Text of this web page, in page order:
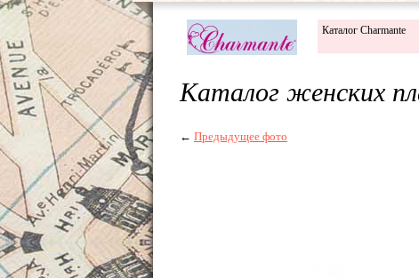
Каталог Charmante
Каталог женских
← Предыдущее фото